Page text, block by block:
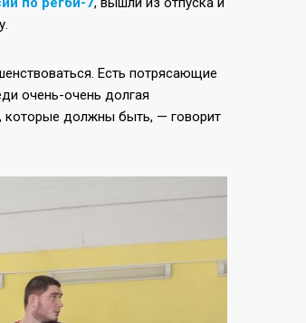
Есть потрясающие
очень-очень долгая
которые должны быть, — говорит